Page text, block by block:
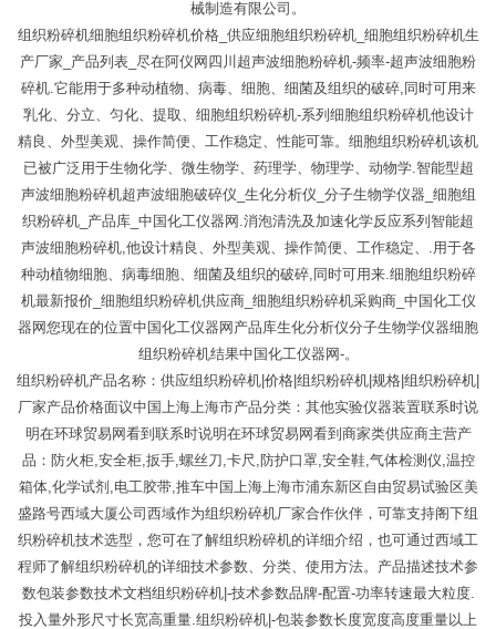
械制造有限公司。
组织粉碎机细胞组织粉碎机价格_供应细胞组织粉碎机_细胞组织粉碎机生
产厂家_产品列表_尽在阿仪网四川超声波细胞粉碎机-频率-超声波细胞粉
碎机.它能用于多种动植物、病毒、细胞、细菌及组织的破碎,同时可用来
乳化、分立、匀化、提取、细胞组织粉碎机-系列细胞组织粉碎机他设计
精良、外型美观、操作简便、工作稳定、性能可靠。细胞组织粉碎机该机
已被广泛用于生物化学、微生物学、药理学、物理学、动物学.智能型超
声波细胞粉碎机超声波细胞破碎仪_生化分析仪_分子生物学仪器_细胞组
织粉碎机_产品库_中国化工仪器网.消泡清洗及加速化学反应系列智能超
声波细胞粉碎机,他设计精良、外型美观、操作简便、工作稳定、.用于各
种动植物细胞、病毒细胞、细菌及组织的破碎,同时可用来.细胞组织粉碎
机最新报价_细胞组织粉碎机供应商_细胞组织粉碎机采购商_中国化工仪
器网您现在的位置中国化工仪器网产品库生化分析仪分子生物学仪器细胞
组织粉碎机结果中国化工仪器网-。
组织粉碎机产品名称：供应组织粉碎机|价格|组织粉碎机|规格|组织粉碎机|
厂家产品价格面议中国上海上海市产品分类：其他实验仪器装置联系时说
明在环球贸易网看到联系时说明在环球贸易网看到商家类供应商主营产
品：防火柜,安全柜,扳手,螺丝刀,卡尺,防护口罩,安全鞋,气体检测仪,温控
箱体,化学试剂,电工胶带,推车中国上海上海市浦东新区自由贸易试验区美
盛路号西域大厦公司西域作为组织粉碎机厂家合作伙伴，可靠支持阁下组
织粉碎机技术选型，您可在了解组织粉碎机的详细介绍，也可通过西域工
程师了解组织粉碎机的详细技术参数、分类、使用方法。产品描述技术参
数包装参数技术文档组织粉碎机|-技术参数品牌-配置-功率转速最大粒度.
投入量外形尺寸长宽高重量.组织粉碎机|-包装参数长度宽度高度重量以上